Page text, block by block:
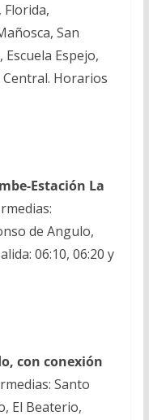
San
Espejo,
Horarios
Estación La
de Angulo,
06:10, 06:20 y
con conexión
Santo
El Beaterio,